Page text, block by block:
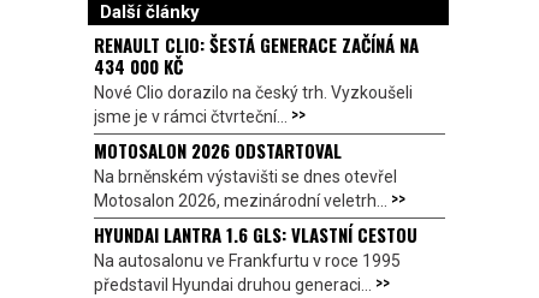
Další články
RENAULT CLIO: ŠESTÁ GENERACE ZAČÍNÁ NA
434 000 KČ
Nové Clio dorazilo na český trh. Vyzkoušeli
jsme je v rámci čtvrteční... >>
MOTOSALON 2026 ODSTARTOVAL
Na brněnském výstavišti se dnes otevřel
Motosalon 2026, mezinárodní veletrh... >>
HYUNDAI LANTRA 1.6 GLS: VLASTNÍ CESTOU
Na autosalonu ve Frankfurtu v roce 1995
představil Hyundai druhou generaci... >>